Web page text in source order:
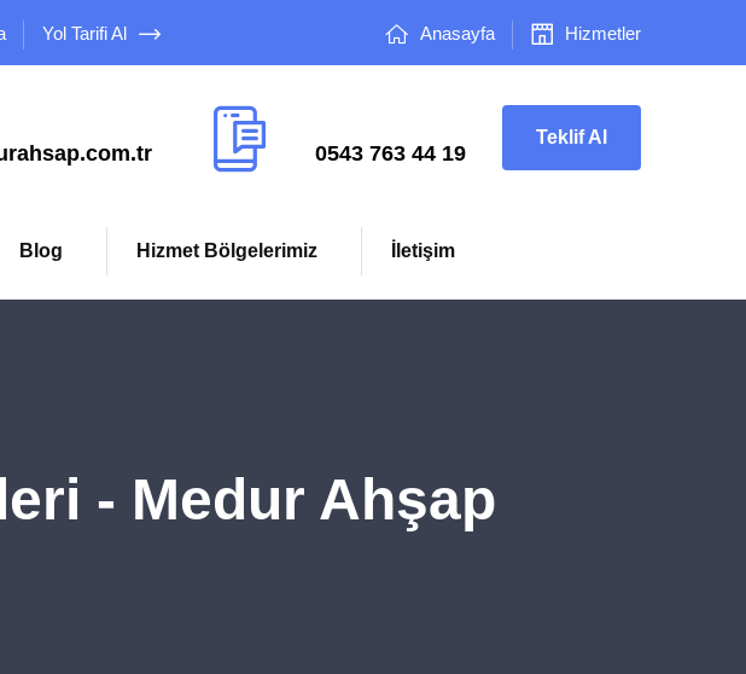
Yol Tarifi Al Anasayfa Hizmetler
0543 763 44 19
Teklif Al
Blog Hizmet Bölgelerimiz İletişim
- Medur Ahşap